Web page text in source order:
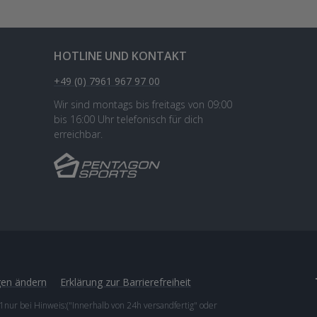
HOTLINE UND KONTAKT
+49 (0) 7961 967 97 00
Wir sind montags bis freitags von 09:00
bis 16:00 Uhr telefonisch für dich
erreichbar.
ändern Erklärung zur Barrierefreiheit
bei Hinweis:("Innerhalb von 24h versandfertig" oder